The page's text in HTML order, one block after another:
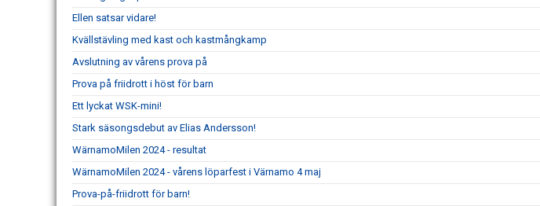
Ellen satsar vidare!
Kvällstävling med kast och kastmångkamp
Avslutning av vårens prova på
Prova på friidrott i höst för barn
Ett lyckat WSK-mini!
Stark säsongsdebut av Elias Andersson!
WärnamoMilen 2024 - resultat
WärnamoMilen 2024 - vårens löparfest i Värnamo 4 maj
Prova-på-friidrott för barn!